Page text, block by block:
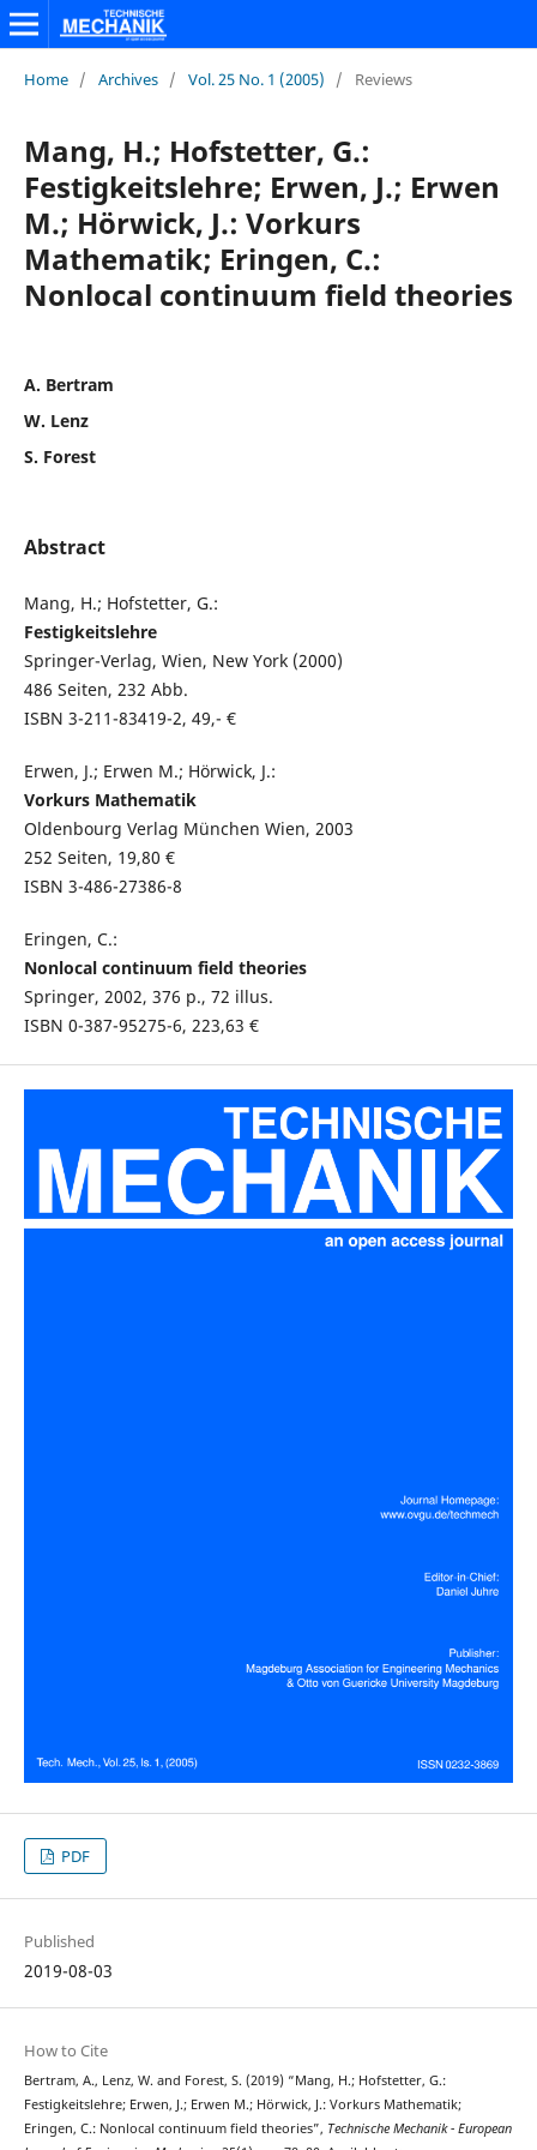
Home / Archives / Vol. 25 No. 1 (2005) / Reviews
Mang, H.; Hofstetter, G.:
Festigkeitslehre; Erwen, J.; Erwen
M.; Hörwick, J.: Vorkurs
Mathematik; Eringen, C.:
Nonlocal continuum field theories
A. Bertram
W. Lenz
S. Forest
Abstract
Mang, H.; Hofstetter, G.:
Festigkeitslehre
Springer-Verlag, Wien, New York (2000)
486 Seiten, 232 Abb.
ISBN 3-211-83419-2, 49,- €
Erwen, J.; Erwen M.; Hörwick, J.:
Vorkurs Mathematik
Oldenbourg Verlag München Wien, 2003
252 Seiten, 19,80 €
ISBN 3-486-27386-8
Eringen, C.:
Nonlocal continuum field theories
Springer, 2002, 376 p., 72 illus.
ISBN 0-387-95275-6, 223,63 €
PDF
Published
2019-08-03
How to Cite
Bertram, A., Lenz, W. and Forest, S. (2019) “Mang, H.; Hofstetter, G.:
Festigkeitslehre; Erwen, J.; Erwen M.; Hörwick, J.: Vorkurs Mathematik;
Eringen, C.: Nonlocal continuum field theories”, Technische Mechanik - European